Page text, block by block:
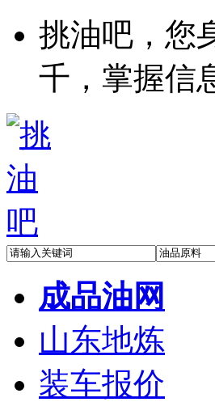
挑油吧，您
千，掌握信
成品油网
山东地炼
装车报价